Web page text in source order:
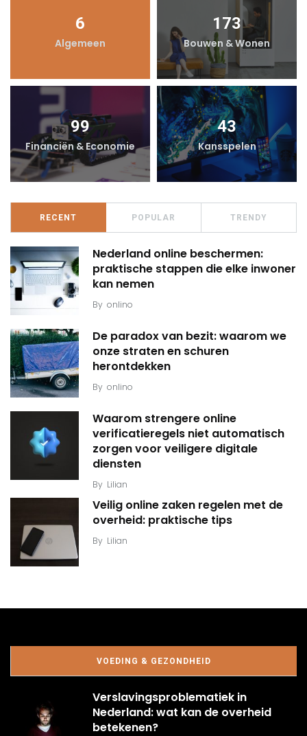
6
Algemeen
173
Bouwen & Wonen
99
Financiën & Economie
43
Kansspelen
RECENT POPULAR TRENDY
Nederland online beschermen:
praktische stappen die elke inwoner
kan nemen
By onlino
De paradox van bezit: waarom we
onze straten en schuren
herontdekken
By onlino
Waarom strengere online
verificatieregels niet automatisch
zorgen voor veiligere digitale
diensten
By Lilian
Veilig online zaken regelen met de
overheid: praktische tips
By Lilian
VOEDING & GEZONDHEID
Verslavingsproblematiek in
Nederland: wat kan de overheid
betekenen?